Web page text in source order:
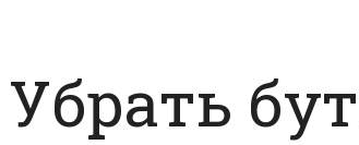
Убрать